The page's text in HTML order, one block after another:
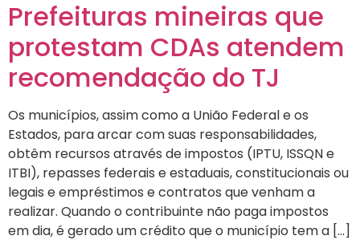
Prefeituras mineiras que
protestam CDAs atendem
recomendação do TJ
Os municípios, assim como a União Federal e os
Estados, para arcar com suas responsabilidades,
obtêm recursos através de impostos (IPTU, ISSQN e
ITBI), repasses federais e estaduais, constitucionais ou
legais e empréstimos e contratos que venham a
realizar. Quando o contribuinte não paga impostos
em dia, é gerado um crédito que o município tem a […]